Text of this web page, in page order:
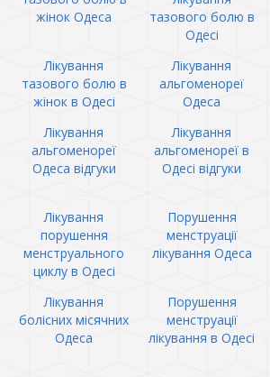
жінок Одеса
тазового болю в
Одесі
Лікування
тазового болю в
жінок в Одесі
Лікування
альгоменореї
Одеса
Лікування
альгоменореї
Одеса відгуки
Лікування
альгоменореї в
Одесі відгуки
Лікування
порушення
менструального
циклу в Одесі
Порушення
менструації
лікування Одеса
Лікування
болісних місячних
Одеса
Порушення
менструації
лікування в Одесі